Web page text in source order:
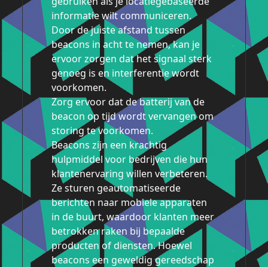
informatie wilt communiceren.
Door de juiste afstand tussen
beacons in acht te nemen, kan je
ervoor zorgen dat het signaal sterk
genoeg is en interferentie wordt
voorkomen.
Zorg ervoor dat de batterij van de
beacon op tijd wordt vervangen om
storing te voorkomen.
Beacons zijn een krachtig
hulpmiddel voor bedrijven die hun
klantenervaring willen verbeteren.
Ze sturen geautomatiseerde
berichten naar mobiele apparaten
in de buurt, waardoor klanten meer
betrokken raken bij bepaalde
producten of diensten. Hoewel
beacons een geweldig gereedschap